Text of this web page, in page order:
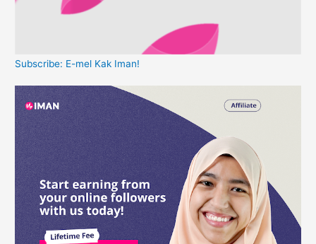
Subscribe: E-mel Kak Iman!